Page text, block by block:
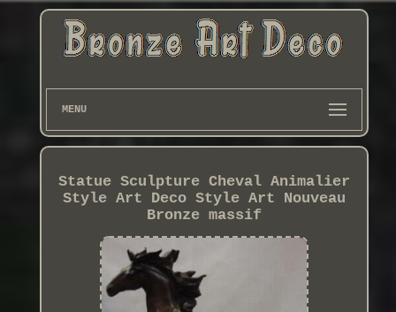
MENU
Statue Sculpture Cheval Animalier
Style Art Deco Style Art Nouveau
Bronze massif